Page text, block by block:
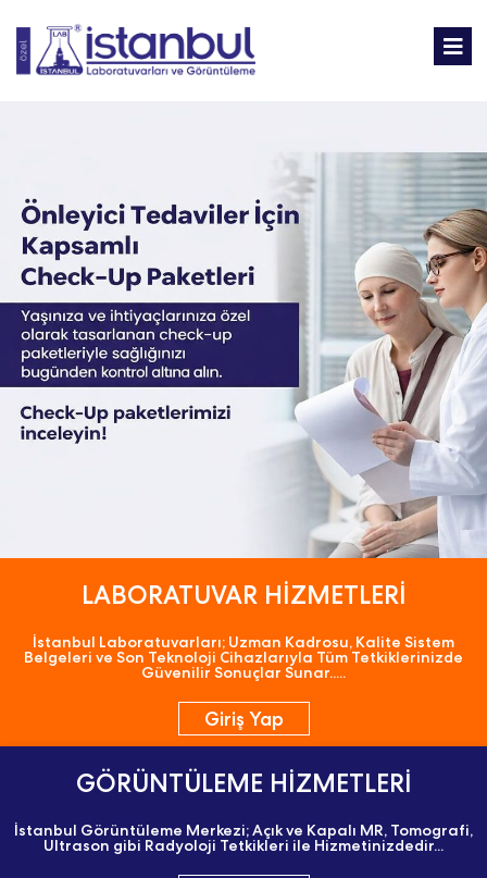
LABORATUVAR HİZMETLERİ
İstanbul Laboratuvarları; Uzman Kadrosu, Kalite Sistem
Belgeleri ve Son Teknoloji Cihazlarıyla Tüm Tetkiklerinizde
Güvenilir Sonuçlar Sunar.....
Giriş Yap
GÖRÜNTÜLEME HİZMETLERİ
İstanbul Görüntüleme Merkezi; Açık ve Kapalı MR, Tomografi,
Ultrason gibi Radyoloji Tetkikleri ile Hizmetinizdedir...